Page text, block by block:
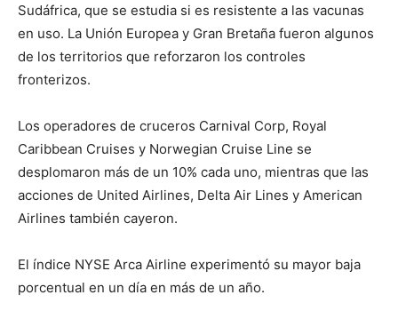
Sudáfrica, que se estudia si es resistente a las vacunas
en uso. La Unión Europea y Gran Bretaña fueron algunos
de los territorios que reforzaron los controles
fronterizos.
Los operadores de cruceros Carnival Corp, Royal
Caribbean Cruises y Norwegian Cruise Line se
desplomaron más de un 10% cada uno, mientras que las
acciones de United Airlines, Delta Air Lines y American
Airlines también cayeron.
El índice NYSE Arca Airline experimentó su mayor baja
porcentual en un día en más de un año.